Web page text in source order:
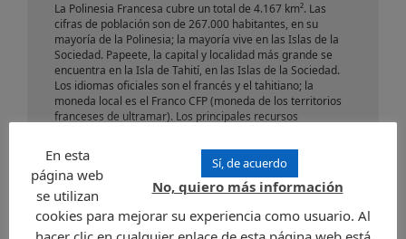
La Polinesia Francesa cubre un total de 4.167 km². Las
cifras de población son de 267.000 habitantes, en su
mayoría de la Polinesia; la mayoría vive en las Islas de la
Sociedad. Papeete, la capital y localidad más grande se
encuentra en la Isla de Tahití, en las Islas de la Sociedad.
Los idiomas oficiales son el francés y el tahitiano; la
moneda local es el Franco CFP (moneda de los territorios
franceses de ultramar). Los principales recursos
azúcar, el algodón y la vainilla).
Enviar una solicitud
Sí, de acuerdo
No, quiero más información
En esta
página web
se utilizan
cookies para mejorar su experiencia como usuario. Al